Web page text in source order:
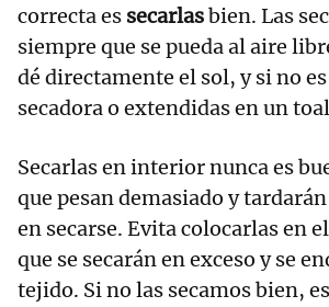
correcta es secarlasbien. Las
siempre que se pueda al aire
dé directamente el sol, y si no
secadora o extendidas en un
Secarlas en interior nunca es
que pesan demasiado y
en secarse. Evita colocarlas en
que se secarán en exceso y se
tejido. Si no las secamos bien,